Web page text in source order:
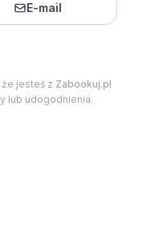
0
E-mail
jesteś z Zabookuj.pl
lub udogodnienia.